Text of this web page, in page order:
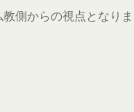
側からの視点となりま